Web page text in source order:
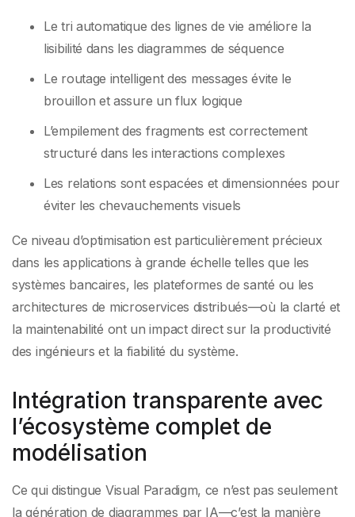
Le tri automatique des lignes de vie améliore la
lisibilité dans les diagrammes de séquence
Le routage intelligent des messages évite le
brouillon et assure un flux logique
L’empilement des fragments est correctement
structuré dans les interactions complexes
Les relations sont espacées et dimensionnées pour
éviter les chevauchements visuels
Ce niveau d’optimisation est particulièrement précieux
dans les applications à grande échelle telles que les
systèmes bancaires, les plateformes de santé ou les
architectures de microservices distribués—où la clarté et
la maintenabilité ont un impact direct sur la productivité
des ingénieurs et la fiabilité du système.
Intégration transparente avec
l’écosystème complet de
modélisation
Ce qui distingue Visual Paradigm, ce n’est pas seulement
la génération de diagrammes par IA—c’est la manière